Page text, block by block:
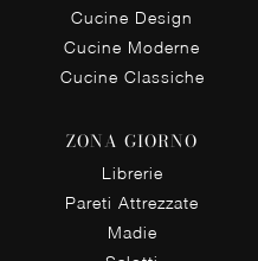
Cucine Design
Cucine Moderne
Cucine Classiche
ZONA GIORNO
Librerie
Pareti Attrezzate
Madie